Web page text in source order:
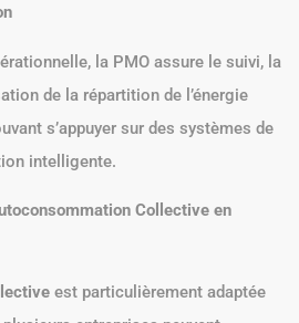
la PMO assure le suivi, la
de la répartition de l’énergie
s’appuyer sur des systèmes de
intelligente.
Collective en
est particulièrement adaptée